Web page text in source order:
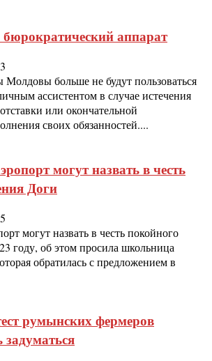
аппарат
больше не будут пользоваться
ассистентом в случае истечения
или окончательной
своих обязанностей....
могут назвать в честь
Доги
могут назвать в честь покойного
году, об этом просила школьница
обратилась с предложением в
румынских фермеров
задуматься